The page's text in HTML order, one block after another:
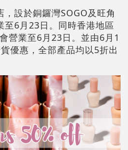
設於銅鑼灣SOGO及旺角
至6月23日。同時香港地區
營業至6月23日。並由6月1
優惠，全部產品均以5折出